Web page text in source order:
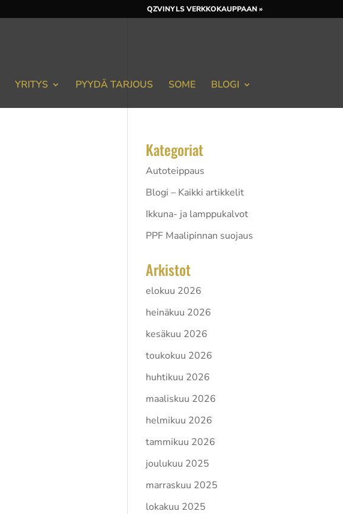
QZVINYLS VERKKOKAUPPAAN »
YRITYS PYYDÄ TARJOUS SOME BLOGI
Kategoriat
Autoteippaus
Blogi – Kaikki artikkelit
Ikkuna- ja lamppukalvot
PPF Maalipinnan suojaus
Arkistot
elokuu 2026
heinäkuu 2026
kesäkuu 2026
toukokuu 2026
huhtikuu 2026
maaliskuu 2026
helmikuu 2026
tammikuu 2026
joulukuu 2025
marraskuu 2025
lokakuu 2025